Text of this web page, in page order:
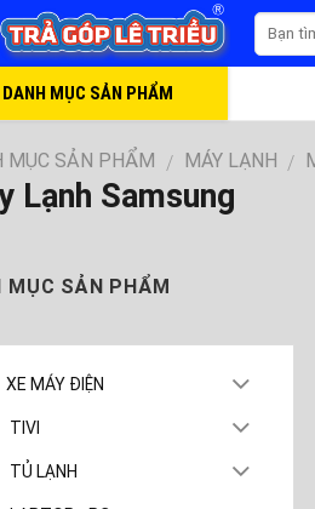
DANH MỤC SẢN PHẨM
MỤC SẢN PHẨM / MÁY LẠNH /
Lạnh Samsung
MỤC SẢN PHẨM
XE MÁY ĐIỆN
TIVI
TỦ LẠNH